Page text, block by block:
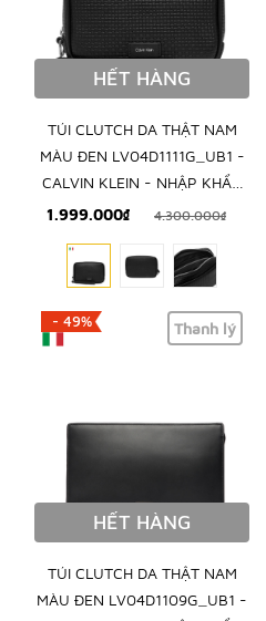
HẾT HÀNG
TÚI CLUTCH DA THẬT NAM
MÀU ĐEN LV04D1111G_UB1 -
CALVIN KLEIN - NHẬP KHẨU
CHÍNH HÃNG TỪ Ý
1.999.000₫ 4.300.000₫
- 49% Thanh lý
HẾT HÀNG
TÚI CLUTCH DA THẬT NAM
MÀU ĐEN LV04D1109G_UB1 -